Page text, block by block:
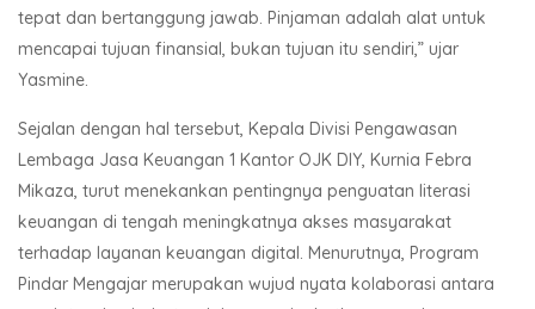
tepat dan bertanggung jawab. Pinjaman adalah alat untuk
mencapai tujuan finansial, bukan tujuan itu sendiri,” ujar
Yasmine.
Sejalan dengan hal tersebut, Kepala Divisi Pengawasan
Lembaga Jasa Keuangan 1 Kantor OJK DIY, Kurnia Febra
Mikaza, turut menekankan pentingnya penguatan literasi
keuangan di tengah meningkatnya akses masyarakat
terhadap layanan keuangan digital. Menurutnya, Program
Pindar Mengajar merupakan wujud nyata kolaborasi antara